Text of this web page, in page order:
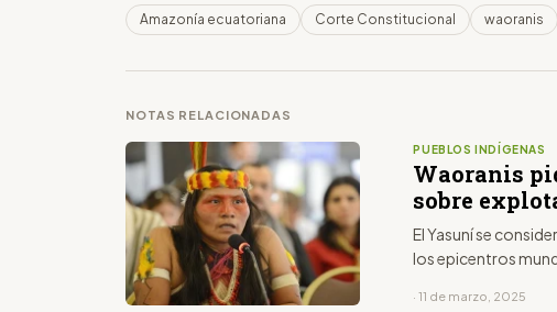
Amazonía ecuatoriana Corte Constitucional waoranis
NOTAS RELACIONADAS
PUEBLOS INDÍGENAS
Waoranis
sobre
El Yasuní se
los epicentros
· 11 de marzo, 2025